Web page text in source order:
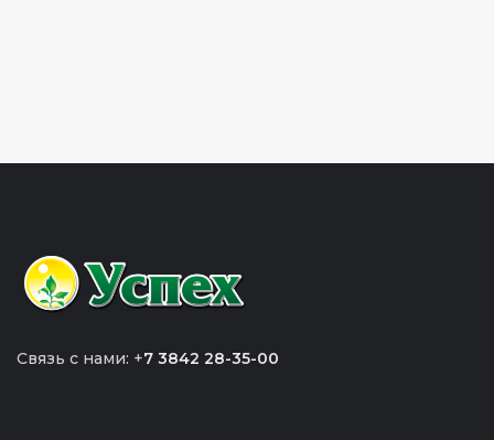
Связь с нами: +7 3842 28-35-00